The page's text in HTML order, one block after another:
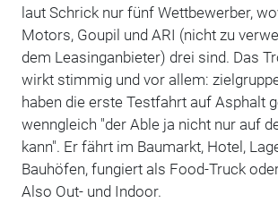
laut Schrick nur fünf Wettbewerber,
Motors, Goupil und ARI (nicht zu
dem Leasinganbieter) drei sind. Das
wirkt stimmig und vor allem:
haben die erste Testfahrt auf Asphalt
wenngleich "der Able ja nicht nur auf
kann". Er fährt im Baumarkt, Hotel,
Bauhöfen, fungiert als Food-Truck
Also Out- und Indoor.